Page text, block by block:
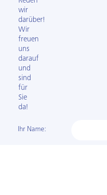
wir
darüber!
Wir
freuen
uns
darauf
und
sind
für
Sie
da!
Ihr Name: